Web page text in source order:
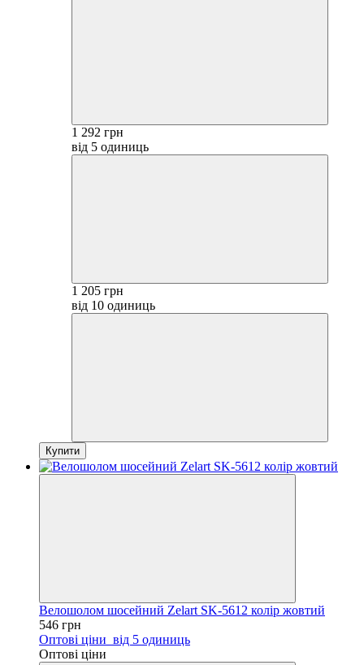
1 292 грн
від 5 одиниць
1 205 грн
від 10 одиниць
Купити
Велошолом шосейний Zelart SK-5612 колір жовтий
546 грн
Оптові ціни від 5 одиниць
Оптові ціни